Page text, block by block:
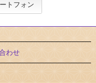
トフォン
わせ